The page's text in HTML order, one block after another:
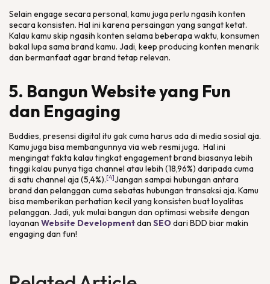
Selain engage secara personal, kamu juga perlu ngasih konten
secara konsisten. Hal ini karena persaingan yang sangat ketat.
Kalau kamu skip ngasih konten selama beberapa waktu, konsumen
bakal lupa samabrandkamu. Jadi, keep producing konten menarik
dan bermanfaat agarbrandtetap relevan.
5. Bangun Website yang Fun
dan Engaging
Buddies, presensi digital itu gak cuma harus ada di media sosial aja.
Kamu juga bisa membangunnya viaweb resmi juga. Hal ini
mengingat fakta kalau tingkatengagement brandbiasanya lebih
tinggi kalau punya tigachannel atau lebih (18,96%) daripada cuma
di satu channel aja (5,4%).[4]Jangan sampai hubungan antara
branddan pelanggan cuma sebatas hubungan transaksi aja. Kamu
bisa memberikan perhatian kecil yang konsisten buat loyalitas
pelanggan. Jadi, yuk mulai bangun dan optimasi website dengan
layanan Website Developmentdan SEOdari BDD biar makin
engaging dan fun!